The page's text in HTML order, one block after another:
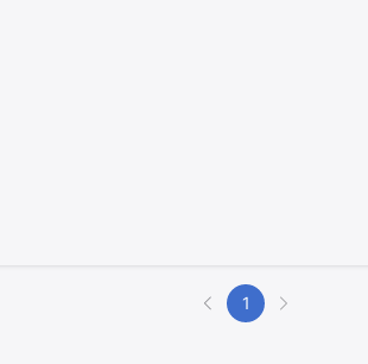
1